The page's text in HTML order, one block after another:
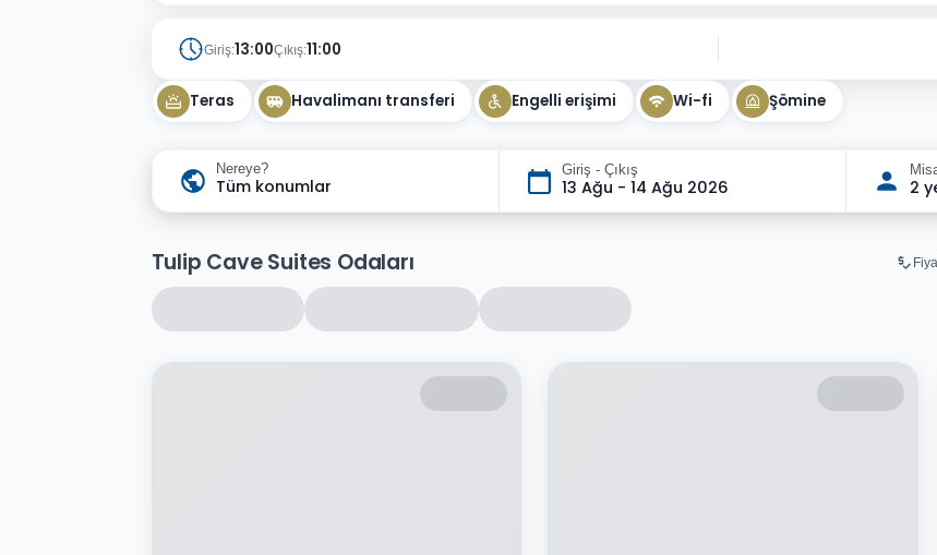
Giriş:13:00Çıkış:11:00
Teras Havalimanı transferi Engelli erişimi Wi-fi Şömine
Nereye?
Tüm konumlar
Giriş - Çıkış
13 Ağu - 14 Ağu 2026 2
Tulip Cave Suites Odaları